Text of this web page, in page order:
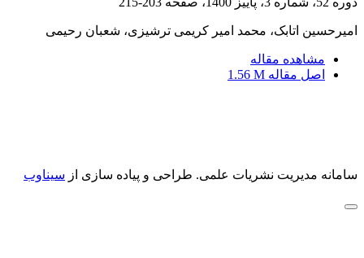
امیرحسین اتابک، محمد امیر کریمی ترشیزی، شعبان رحیمی
مشاهده مقاله
اصل مقاله 1.56 M
سامانه مدیریت نشریات علمی. طراحی و پیاده سازی از سیناوب